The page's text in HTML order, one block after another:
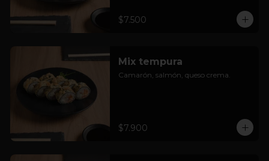
$7.500
Mix tempura
Camarón, salmón, queso crema.
$7.900